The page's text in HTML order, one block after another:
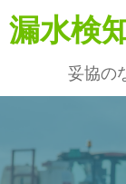
漏水検
妥協の